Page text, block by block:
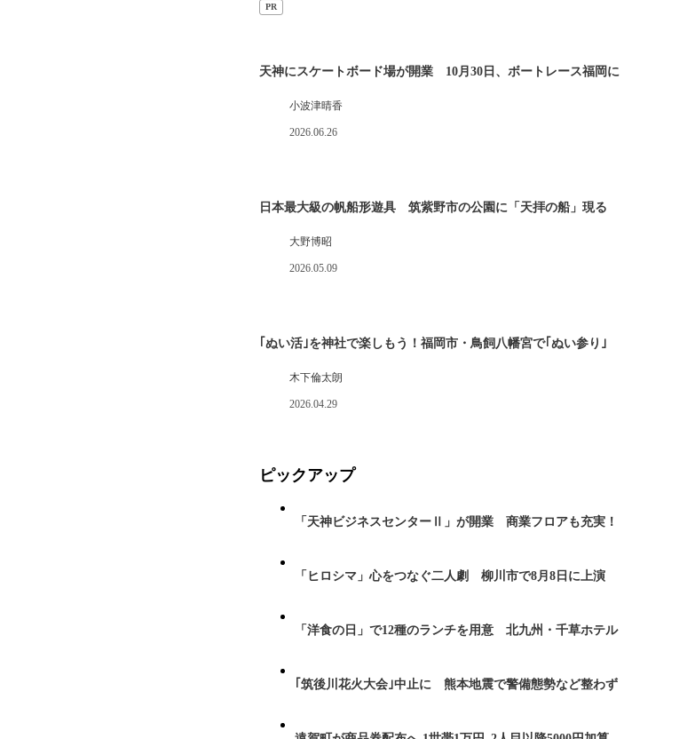
PR
天神にスケートボード場が開業 10月30日、ボートレース福岡に
小波津晴香
2026.06.26
日本最大級の帆船形遊具 筑紫野市の公園に「天拝の船」現る
大野博昭
2026.05.09
｢ぬい活｣を神社で楽しもう！福岡市・鳥飼八幡宮で｢ぬい参り｣
木下倫太朗
2026.04.29
ピックアップ
「天神ビジネスセンターⅡ」が開業 商業フロアも充実！
「ヒロシマ」心をつなぐ二人劇 柳川市で8月8日に上演
「洋食の日」で12種のランチを用意 北九州・千草ホテル
｢筑後川花火大会｣中止に 熊本地震で警備態勢など整わず